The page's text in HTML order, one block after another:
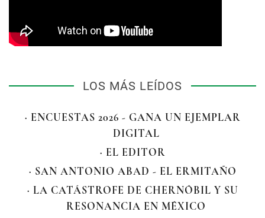
LOS MÁS LEÍDOS
· ENCUESTAS 2026 - GANA UN EJEMPLAR
DIGITAL
· EL EDITOR
· SAN ANTONIO ABAD - EL ERMITAÑO
· LA CATÁSTROFE DE CHERNÓBIL Y SU
RESONANCIA EN MÉXICO